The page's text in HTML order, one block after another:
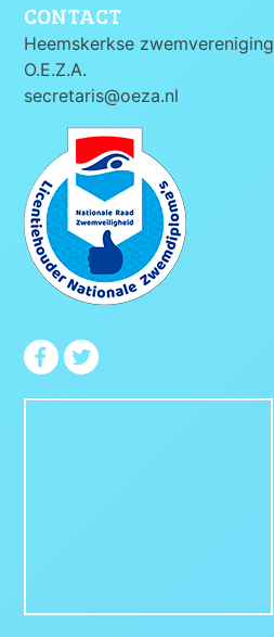
CONTACT
Heemskerkse zwemvereniging
O.E.Z.A.
secretaris@oeza.nl